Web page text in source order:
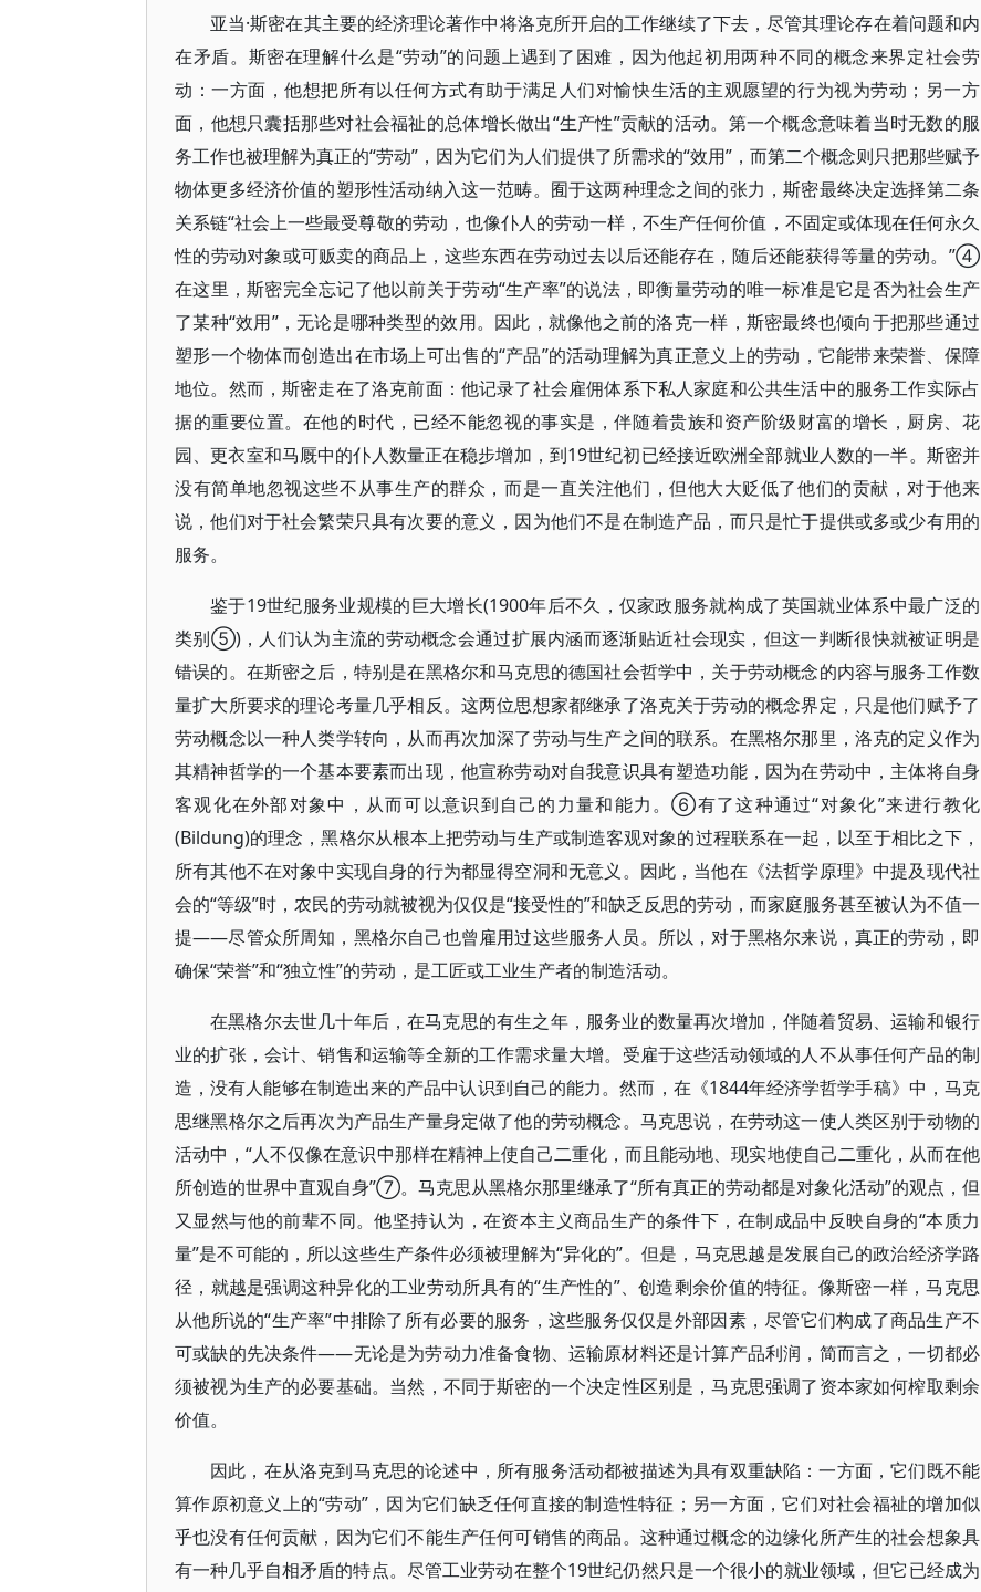
亚当·斯密在其主要的经济理论著作中将洛克所开启的工作继续了下去，尽管其理论存在着问题和内
在矛盾。斯密在理解什么是“劳动”的问题上遇到了困难，因为他起初用两种不同的概念来界定社会劳
动：一方面，他想把所有以任何方式有助于满足人们对愉快生活的主观愿望的行为视为劳动；另一方
面，他想只囊括那些对社会福祉的总体增长做出“生产性”贡献的活动。第一个概念意味着当时无数的服
务工作也被理解为真正的“劳动”，因为它们为人们提供了所需求的“效用”，而第二个概念则只把那些赋予
物体更多经济价值的塑形性活动纳入这一范畴。囿于这两种理念之间的张力，斯密最终决定选择第二条
关系链“社会上一些最受尊敬的劳动，也像仆人的劳动一样，不生产任何价值，不固定或体现在任何永久
性的劳动对象或可贩卖的商品上，这些东西在劳动过去以后还能存在，随后还能获得等量的劳动。”④
在这里，斯密完全忘记了他以前关于劳动“生产率”的说法，即衡量劳动的唯一标准是它是否为社会生产
了某种“效用”，无论是哪种类型的效用。因此，就像他之前的洛克一样，斯密最终也倾向于把那些通过
塑形一个物体而创造出在市场上可出售的“产品”的活动理解为真正意义上的劳动，它能带来荣誉、保障
地位。然而，斯密走在了洛克前面：他记录了社会雇佣体系下私人家庭和公共生活中的服务工作实际占
据的重要位置。在他的时代，已经不能忽视的事实是，伴随着贵族和资产阶级财富的增长，厨房、花
园、更衣室和马厩中的仆人数量正在稳步增加，到19世纪初已经接近欧洲全部就业人数的一半。斯密并
没有简单地忽视这些不从事生产的群众，而是一直关注他们，但他大大贬低了他们的贡献，对于他来
说，他们对于社会繁荣只具有次要的意义，因为他们不是在制造产品，而只是忙于提供或多或少有用的
服务。
鉴于19世纪服务业规模的巨大增长(1900年后不久，仅家政服务就构成了英国就业体系中最广泛的
类别⑤)，人们认为主流的劳动概念会通过扩展内涵而逐渐贴近社会现实，但这一判断很快就被证明是
错误的。在斯密之后，特别是在黑格尔和马克思的德国社会哲学中，关于劳动概念的内容与服务工作数
量扩大所要求的理论考量几乎相反。这两位思想家都继承了洛克关于劳动的概念界定，只是他们赋予了
劳动概念以一种人类学转向，从而再次加深了劳动与生产之间的联系。在黑格尔那里，洛克的定义作为
其精神哲学的一个基本要素而出现，他宣称劳动对自我意识具有塑造功能，因为在劳动中，主体将自身
客观化在外部对象中，从而可以意识到自己的力量和能力。⑥有了这种通过“对象化”来进行教化
(Bildung)的理念，黑格尔从根本上把劳动与生产或制造客观对象的过程联系在一起，以至于相比之下，
所有其他不在对象中实现自身的行为都显得空洞和无意义。因此，当他在《法哲学原理》中提及现代社
会的“等级”时，农民的劳动就被视为仅仅是“接受性的”和缺乏反思的劳动，而家庭服务甚至被认为不值一
提——尽管众所周知，黑格尔自己也曾雇用过这些服务人员。所以，对于黑格尔来说，真正的劳动，即
确保“荣誉”和“独立性”的劳动，是工匠或工业生产者的制造活动。
在黑格尔去世几十年后，在马克思的有生之年，服务业的数量再次增加，伴随着贸易、运输和银行
业的扩张，会计、销售和运输等全新的工作需求量大增。受雇于这些活动领域的人不从事任何产品的制
造，没有人能够在制造出来的产品中认识到自己的能力。然而，在《1844年经济学哲学手稿》中，马克
思继黑格尔之后再次为产品生产量身定做了他的劳动概念。马克思说，在劳动这一使人类区别于动物的
活动中，“人不仅像在意识中那样在精神上使自己二重化，而且能动地、现实地使自己二重化，从而在他
所创造的世界中直观自身”⑦。马克思从黑格尔那里继承了“所有真正的劳动都是对象化活动”的观点，但
又显然与他的前辈不同。他坚持认为，在资本主义商品生产的条件下，在制成品中反映自身的“本质力
量”是不可能的，所以这些生产条件必须被理解为“异化的”。但是，马克思越是发展自己的政治经济学路
径，就越是强调这种异化的工业劳动所具有的“生产性的”、创造剩余价值的特征。像斯密一样，马克思
从他所说的“生产率”中排除了所有必要的服务，这些服务仅仅是外部因素，尽管它们构成了商品生产不
可或缺的先决条件——无论是为劳动力准备食物、运输原材料还是计算产品利润，简而言之，一切都必
须被视为生产的必要基础。当然，不同于斯密的一个决定性区别是，马克思强调了资本家如何榨取剩余
价值。
因此，在从洛克到马克思的论述中，所有服务活动都被描述为具有双重缺陷：一方面，它们既不能
算作原初意义上的“劳动”，因为它们缺乏任何直接的制造性特征；另一方面，它们对社会福祉的增加似
乎也没有任何贡献，因为它们不能生产任何可销售的商品。这种通过概念的边缘化所产生的社会想象具
有一种几乎自相矛盾的特点。尽管工业劳动在整个19世纪仍然只是一个很小的就业领域，但它已经成为